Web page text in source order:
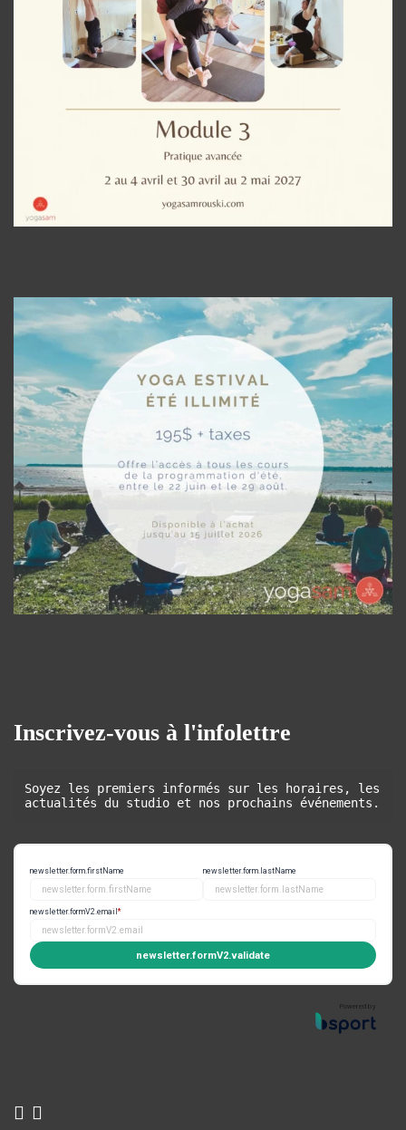
Inscrivez-vous à l'infolettre
Soyez les premiers informés sur les horaires, les
actualités du studio et nos prochains événements.
newsletter.form.firstName newsletter.form.lastName
newsletter.formV2.email*
newsletter.formV2.validate
Powered by